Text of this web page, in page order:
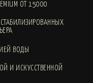
ОТ 15000
ВОДЫ
И ИСКУССТВЕННОЙ